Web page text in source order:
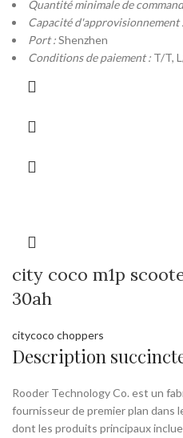
Quantité minimale de
Capacité d'approvisionnement
Port :Shenzhen
Conditions de paiement : T/T,
city coco m1p
30ah
citycoco choppers
Description
Rooder Technology Co. est un
fournisseur de premier plan dans
dont les produits principaux